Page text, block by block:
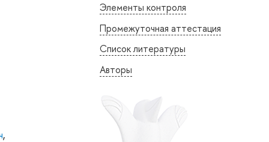
Элементы контроля
Промежуточная аттестация
Список литературы
Авторы
,